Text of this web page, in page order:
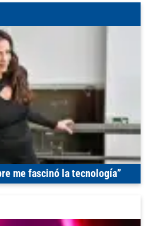
me fascinó la tecnología”